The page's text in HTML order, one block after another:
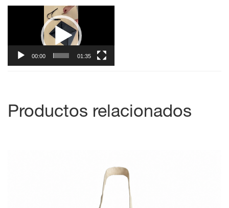
Reproductor
00:00 01:35
Productos relacionados